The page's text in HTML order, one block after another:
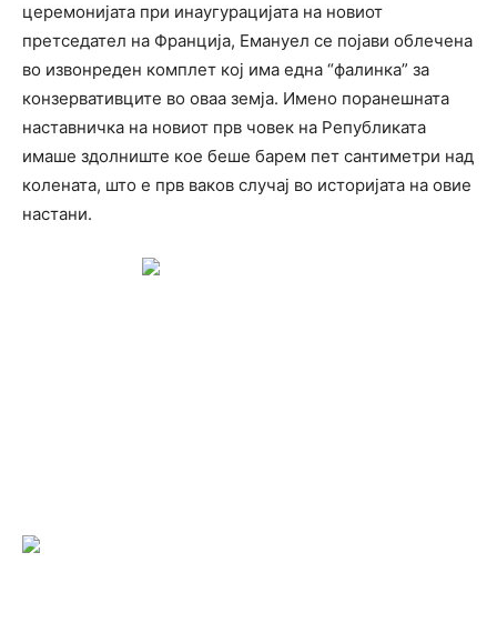
церемонијата при инаугурацијата на новиот
претседател на Франција, Емануел се појави облечена
во извонреден комплет кој има една “фалинка” за
конзервативците во оваа земја. Имено поранешната
наставничка на новиот прв човек на Републиката
имаше здолниште кое беше барем пет сантиметри над
колената, што е прв ваков случај во историјата на овие
настани.